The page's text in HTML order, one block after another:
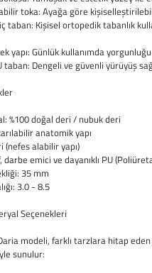
toka: Ayağa göre
iç taban: Kişisel ortopedik tabanlık
yapı: Günlük kullanımda
taban: Dengeli ve güvenli yürüyüş
%100 doğal deri / nubuk deri
anatomik yapı
(nefes alabilir yapı)
darbe emici ve dayanıklı PU
35 mm
3.0 - 8.5
Seçenekleri
modeli, farklı tarzlara hitap
sunulur: